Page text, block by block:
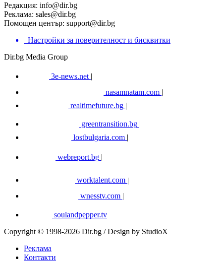
Редакция: info@dir.bg
Реклама: sales@dir.bg
Помощен център: support@dir.bg
Настройки за поверителност и бисквитки
Dir.bg Media Group
3e-news.net |
nasamnatam.com |
realtimefuture.bg |
greentransition.bg |
lostbulgaria.com |
webreport.bg
worktalent.com |
wnesstv.com |
soulandpepper.tv
Copyright © 1998-2026 Dir.bg / Design by StudioX
Реклама
Контакти